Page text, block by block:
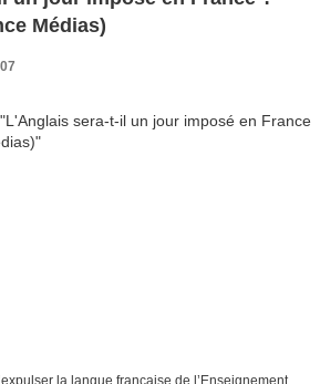
Médias)
la langue française de l’Enseignement